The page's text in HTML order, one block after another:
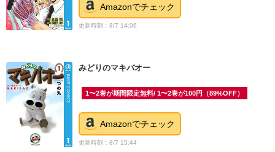
Amazonでチェック
更新時刻：8/7 14:06
みどりのマキバオー
1〜2巻が期間限定無料/ 1〜2巻が100円（89%OFF）
Amazonでチェック
更新時刻：8/7 15:44